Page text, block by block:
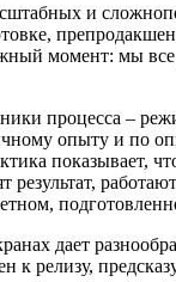
и
момент: мы
процесса –
опыту и по
показывает,
дает
релизу,